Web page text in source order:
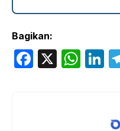
Bagikan:
F
X
W Li
e